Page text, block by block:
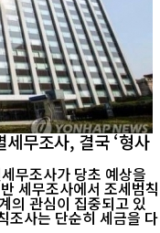
무조사, 결국 ‘형사
무조사가 당초 예상을
세무조사에서 조세범칙
의 관심이 집중되고 있